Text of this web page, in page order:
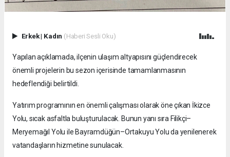
Erkek| Kadın (Haberi Sesli Oku)
Yapılan açıklamada, ilçenin ulaşım altyapısını güçlendirecek
önemli projelerin bu sezon içerisinde tamamlanmasının
hedeflendiği belirtildi.
Yatırım programının en önemli çalışması olarak öne çıkan İkizce
Yolu, sıcak asfaltla buluşturulacak. Bunun yanı sıra Filikçi–
Meryemağıl Yolu ile Bayramdüğün–Ortakuyu Yolu da yenilenerek
vatandaşların hizmetine sunulacak.